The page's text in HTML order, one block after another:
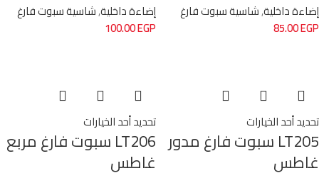
إضاءة داخلية,شاسية سبوت فارغ
85.00EGP
إضاءة داخلية,شاسية سبوت فارغ
100.00EGP
تحديد أحد الخيارات
LT205 سبوت فارغ مدور
غاطس
تحديد أحد الخيارات
LT206 سبوت فارغ مربع
غاطس